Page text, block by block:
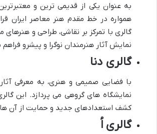
به عنوان یکی از قدیمی ترین و
همواره در خط مقدم هنر معاصر ایران
گالری با تمرکز بر نقاشی، طراحی و هنرهای
نمایش آثار هنرمندان نوگرا و پیشرو
گالری دنا
با فضایی صمیمی و هنری، به معرفی
نمایشگاه های گروهی می پردازد. این
کشف استعدادهای جدید و حمایت از آن
گالری اُ